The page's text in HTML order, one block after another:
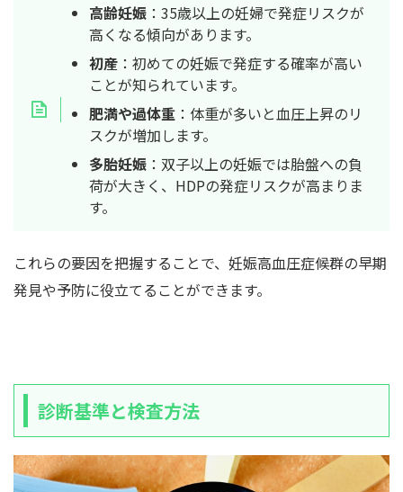
高齢妊娠 ：35歳以上の妊婦で発症リスクが
高くなる傾向があります。
初産 ：初めての妊娠で発症する確率が高い
ことが知られています。
肥満や過体重 ：体重が多いと血圧上昇のリ
スクが増加します。
多胎妊娠 ：双子以上の妊娠では胎盤への負
荷が大きく、HDPの発症リスクが高まりま
す。
これらの要因を把握することで、妊娠高血圧症候群の早期
発見や予防に役立てることができます。
診断基準と検査方法